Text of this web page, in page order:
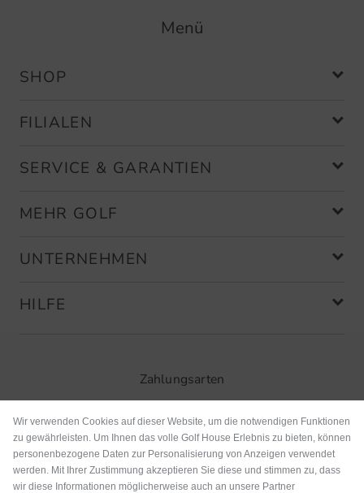
Menü
SHOP
FILIALEN
SERVICE & GARANTIEN
MEHR GOLF
UNTERNEHMEN
HILFE
Zahlungsarten
Wir verwenden Cookies auf dieser Website, um die notwendigen Funktionen
zu gewährleisten. Um Ihnen das volle Golf House Erlebnis zu bieten, können
personenbezogene Daten zur Personalisierung von Anzeigen verwendet
werden. Mit Ihrer Zustimmung akzeptieren Sie diese und stimmen zu, dass
wir diese Informationen möglicherweise auch an unsere Partner